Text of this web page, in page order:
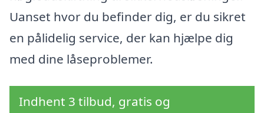
Uanset hvor du befinder dig, er du sikret
en pålidelig service, der kan hjælpe dig
med dine låseproblemer.
Indhent 3 tilbud, gratis og